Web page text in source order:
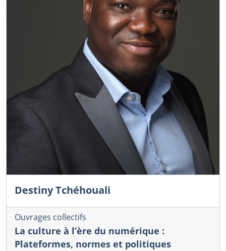
Destiny Tchéhouali
Ouvrages collectifs
La culture à l’ère du numérique :
Plateformes, normes et politiques